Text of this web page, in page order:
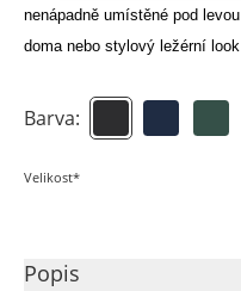
nenápadně umístěné pod
doma nebo stylový ležérní
Barva:
Velikost*
Popis